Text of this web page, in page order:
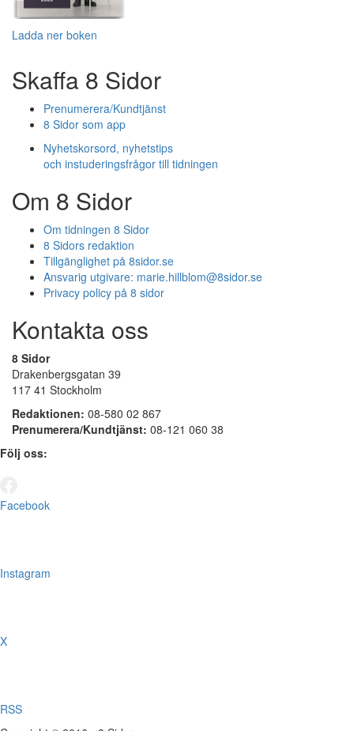
Ladda ner boken
Skaffa 8 Sidor
Prenumerera/Kundtjänst
8 Sidor som app
Nyhetskorsord, nyhetstips
och instuderingsfrågor till tidningen
Om 8 Sidor
Om tidningen 8 Sidor
8 Sidors redaktion
Tillgänglighet på 8sidor.se
Ansvarig utgivare: marie.hillblom@8sidor.se
Privacy policy på 8 sidor
Kontakta oss
8 Sidor
Drakenbergsgatan 39
117 41 Stockholm
Redaktionen: 08-580 02 867
Prenumerera/Kundtjänst: 08-121 060 38
Följ oss:
Facebook
Instagram
X
RSS